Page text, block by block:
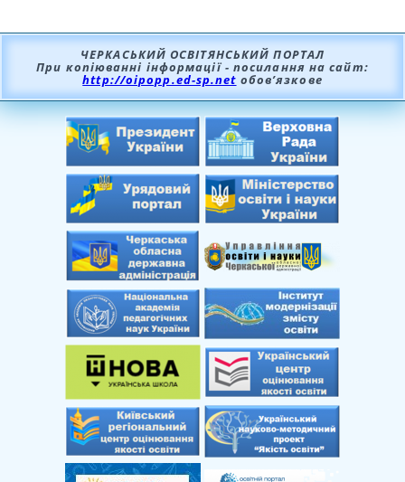
ЧЕРКАСЬКИЙ ОСВІТЯНСЬКИЙ ПОРТАЛ
При копіюванні інформації - посилання на сайт:
http://oipopp.ed-sp.net обов’язкове